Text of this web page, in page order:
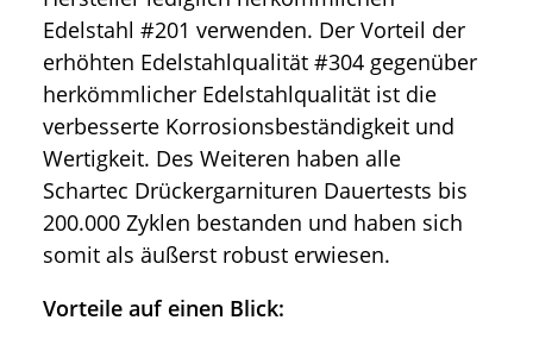
Edelstahl #201 verwenden. Der Vorteil der
erhöhten Edelstahlqualität #304 gegenüber
herkömmlicher Edelstahlqualität ist die
verbesserte Korrosionsbeständigkeit und
Wertigkeit. Des Weiteren haben alle
Schartec Drückergarnituren Dauertests bis
200.000 Zyklen bestanden und haben sich
somit als äußerst robust erwiesen.
Vorteile auf einen Blick: